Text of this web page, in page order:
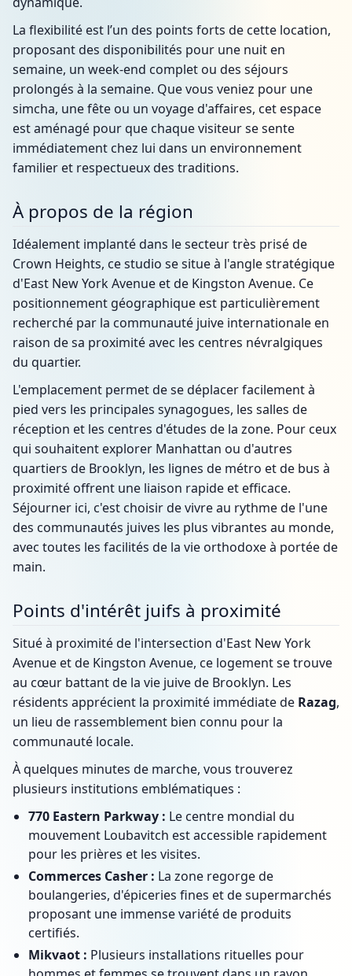
La flexibilité est l’un des points forts de cette location,
proposant des disponibilités pour une nuit en
semaine, un week-end complet ou des séjours
prolongés à la semaine. Que vous veniez pour une
simcha, une fête ou un voyage d'affaires, cet espace
est aménagé pour que chaque visiteur se sente
immédiatement chez lui dans un environnement
familier et respectueux des traditions.
À propos de la région
Idéalement implanté dans le secteur très prisé de
Crown Heights, ce studio se situe à l'angle stratégique
d'East New York Avenue et de Kingston Avenue. Ce
positionnement géographique est particulièrement
recherché par la communauté juive internationale en
raison de sa proximité avec les centres névralgiques
du quartier.
L'emplacement permet de se déplacer facilement à
pied vers les principales synagogues, les salles de
réception et les centres d'études de la zone. Pour ceux
qui souhaitent explorer Manhattan ou d'autres
quartiers de Brooklyn, les lignes de métro et de bus à
proximité offrent une liaison rapide et efficace.
Séjourner ici, c'est choisir de vivre au rythme de l'une
des communautés juives les plus vibrantes au monde,
avec toutes les facilités de la vie orthodoxe à portée de
main.
Points d'intérêt juifs à proximité
Situé à proximité de l'intersection d'East New York
Avenue et de Kingston Avenue, ce logement se trouve
au cœur battant de la vie juive de Brooklyn. Les
résidents apprécient la proximité immédiate de Razag,
un lieu de rassemblement bien connu pour la
communauté locale.
À quelques minutes de marche, vous trouverez
plusieurs institutions emblématiques :
770 Eastern Parkway : Le centre mondial du
mouvement Loubavitch est accessible rapidement
pour les prières et les visites.
Commerces Casher : La zone regorge de
boulangeries, d'épiceries fines et de supermarchés
proposant une immense variété de produits
certifiés.
Mikvaot : Plusieurs installations rituelles pour